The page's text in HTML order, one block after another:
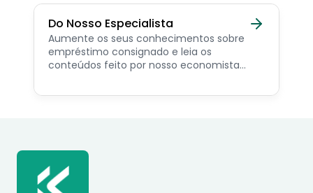
Do Nosso Especialista
Aumente os seus conhecimentos sobre
empréstimo consignado e leia os
conteúdos feito por nosso economista